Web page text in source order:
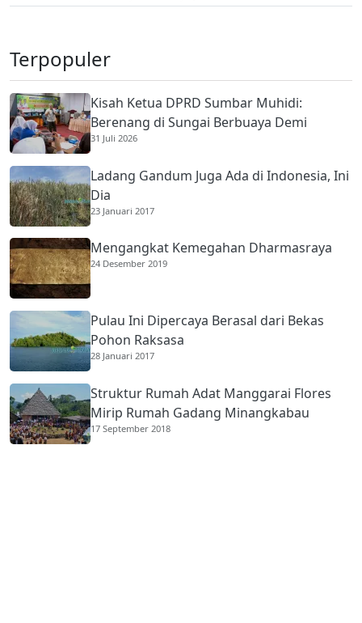
Terpopuler
Kisah Ketua DPRD Sumbar Muhidi:
Berenang di Sungai Berbuaya Demi
Membantu Ekonomi Orang Tua
31 Juli 2026
Ladang Gandum Juga Ada di Indonesia, Ini
Dia
23 Januari 2017
Mengangkat Kemegahan Dharmasraya
24 Desember 2019
Pulau Ini Dipercaya Berasal dari Bekas
Pohon Raksasa
28 Januari 2017
Struktur Rumah Adat Manggarai Flores
Mirip Rumah Gadang Minangkabau
17 September 2018